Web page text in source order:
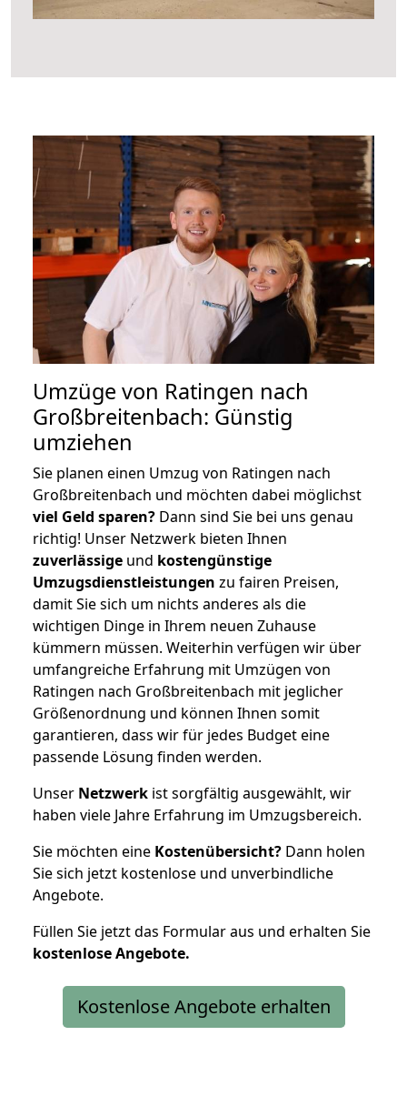
Umzüge von Ratingen nach
Großbreitenbach: Günstig
umziehen
Sie planen einen Umzug von Ratingen nach
Großbreitenbach und möchten dabei möglichst
viel Geld sparen? Dann sind Sie bei uns genau
richtig! Unser Netzwerk bieten Ihnen
zuverlässige und kostengünstige
Umzugsdienstleistungen zu fairen Preisen,
damit Sie sich um nichts anderes als die
wichtigen Dinge in Ihrem neuen Zuhause
kümmern müssen. Weiterhin verfügen wir über
umfangreiche Erfahrung mit Umzügen von
Ratingen nach Großbreitenbach mit jeglicher
Größenordnung und können Ihnen somit
garantieren, dass wir für jedes Budget eine
passende Lösung finden werden.
Unser Netzwerk ist sorgfältig ausgewählt, wir
haben viele Jahre Erfahrung im Umzugsbereich.
Sie möchten eine Kostenübersicht? Dann holen
Sie sich jetzt kostenlose und unverbindliche
Angebote.
Füllen Sie jetzt das Formular aus und erhalten Sie
kostenloseAngebote.
Kostenlose Angebote erhalten